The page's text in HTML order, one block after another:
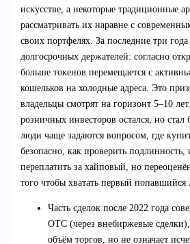
искусстве, а некоторые традиционные
рассматривать их наравне с
своих портфелях. За последние три
долгосрочных держателей: согласно
больше токенов перемещается с
кошельков на холодные адреса. Это
владельцы смотрят на горизонт 5–10
розничных инвесторов остался, но стал
люди чаще задаются вопросом, где
безопасно, как проверить
переплатить за хайповый, но
того чтобы хватать первый попавшийся
Часть сделок после 2022 года
OTC (через внебиржевые
объём торгов, но не означает